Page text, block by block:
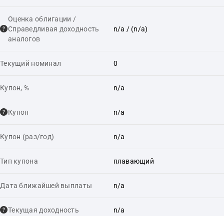
Оценка облигации /
Справедливая доходность
аналогов
n/a / (n/a)
Текущий номинал 0
Купон, % n/a
Купон n/a
Купон (раз/год) n/a
Тип купона плавающий
Дата ближайшей выплаты n/a
Текущая доходность n/a